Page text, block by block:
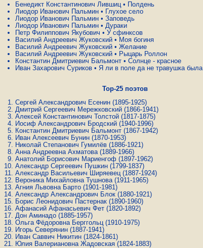
Бенедикт Константинович Лившиц• Полдень
Лиодор Иванович Пальмин • Глухое село
Лиодор Иванович Пальмин • Заповедь
Лиодор Иванович Пальмин • Дураки
Петр Филиппович Якубович • У сфинксов
Василий Андреевич Жуковский • Моя богиня
Василий Андреевич Жуковский • Желание
Василий Андреевич Жуковский • Рыцарь Роллон
Константин Дмитриевич Бальмонт • Солнце - красное
Иван Захарович Суриков • Я ли в поле да не травушка была
Top-25 поэтов
Сергей Александрович Есенин (1895-1925)
Дмитрий Сергеевич Мережковский (1866-1941)
Алексей Константинович Толстой (1817-1875)
Иосиф Александрович Бродский (1940-1996)
Константин Дмитриевич Бальмонт (1867-1942)
Иван Алексеевич Бунин (1870-1953)
Николай Степанович Гумилёв (1886-1921)
Анна Андреевна Ахматова(1889-1966)
Анатолий Борисович Мариенгоф (1897-1962)
Александр Сергеевич Пушкин (1799-1837)
Александр Васильевич Ширяевец(1887-1924)
Вероника Михайловна Тушнова(1911-1965)
Агния Львовна Барто (1901-1981)
Александр Александрович Блок (1880-1921)
Борис Леонидович Пастернак (1890-1960)
Афанасий Афанасьевич Фет (1820-1892)
Дон Аминадо (1885-1957)
Ольга Фёдоровна Берггольц(1910-1975)
Игорь Северянин (1887-1941)
Иван Саввич Никитин (1824-1861)
Юлия Валериановна Жадовская (1824-1883)